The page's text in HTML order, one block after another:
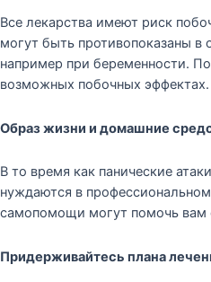
Все лекарства имеют риск
могут быть противопоказаны в
например при беременности.
возможных побочных эффектах.
Образ жизни и домашние
В то время как панические
нуждаются в
самопомощи могут помочь вам
Придерживайтесь плана